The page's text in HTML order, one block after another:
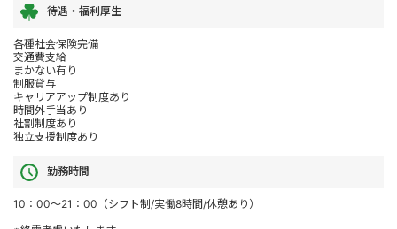
待遇・福利厚生
各種社会保険完備
交通費支給
まかない有り
制服貸与
キャリアアップ制度あり
時間外手当あり
社割制度あり
独立支援制度あり
勤務時間
10：00～21：00（シフト制/実働8時間/休憩あり）